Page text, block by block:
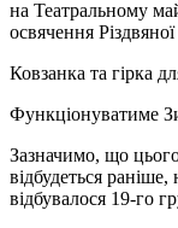
на Театральному
освячення
Ковзанка та гірка
Функціонуватиме
Зазначимо, що
відбудеться раніше,
відбувалося 19-го